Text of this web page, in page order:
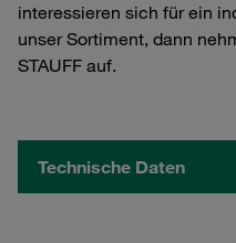
interessieren sich für ein
unser Sortiment, dann
STAUFF auf.
Technische Daten